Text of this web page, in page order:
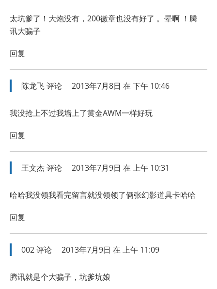
太坑爹了！大炮没有，200徽章也没有好了 。晕啊 ！腾
讯大骗子
回复
陈龙飞评论 2013年7月8日 在 下午 10:46
我没抢上不过我墙上了黄金AWM一样好玩
回复
王文杰评论 2013年7月9日 在 上午 10:31
哈哈我没领我看完留言就没领领了俩张幻影道具卡哈哈
回复
002评论 2013年7月9日 在 上午 11:09
腾讯就是个大骗子，坑爹坑娘